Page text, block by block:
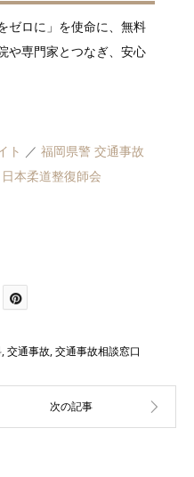
ゼロに」を使命に、無料
や専門家とつなぎ、安心
ト ／ 福岡県警 交通事故
日本柔道整復師会
,交通事故,交通事故相談窓口